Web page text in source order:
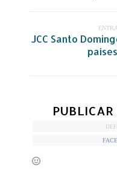
JCC Santo
PUBLICAR